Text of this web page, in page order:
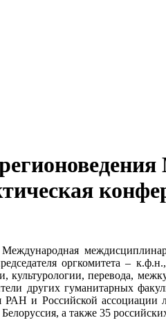
Международная
оргкомитета –
перевода,
других гуманитарных
и Российской ассоциации
а также 35